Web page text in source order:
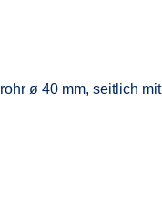
ø 40 mm, seitlich mit